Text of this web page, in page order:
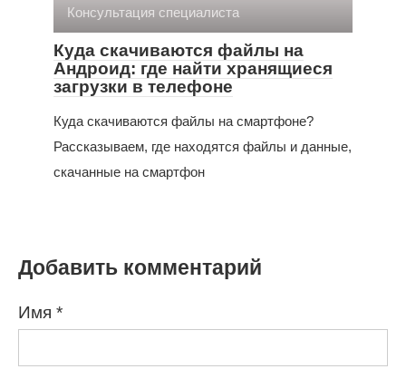
Консультация специалиста
Куда скачиваются файлы на
Андроид: где найти хранящиеся
загрузки в телефоне
Куда скачиваются файлы на смартфоне?
Рассказываем, где находятся файлы и данные,
скачанные на смартфон
Добавить комментарий
Имя *